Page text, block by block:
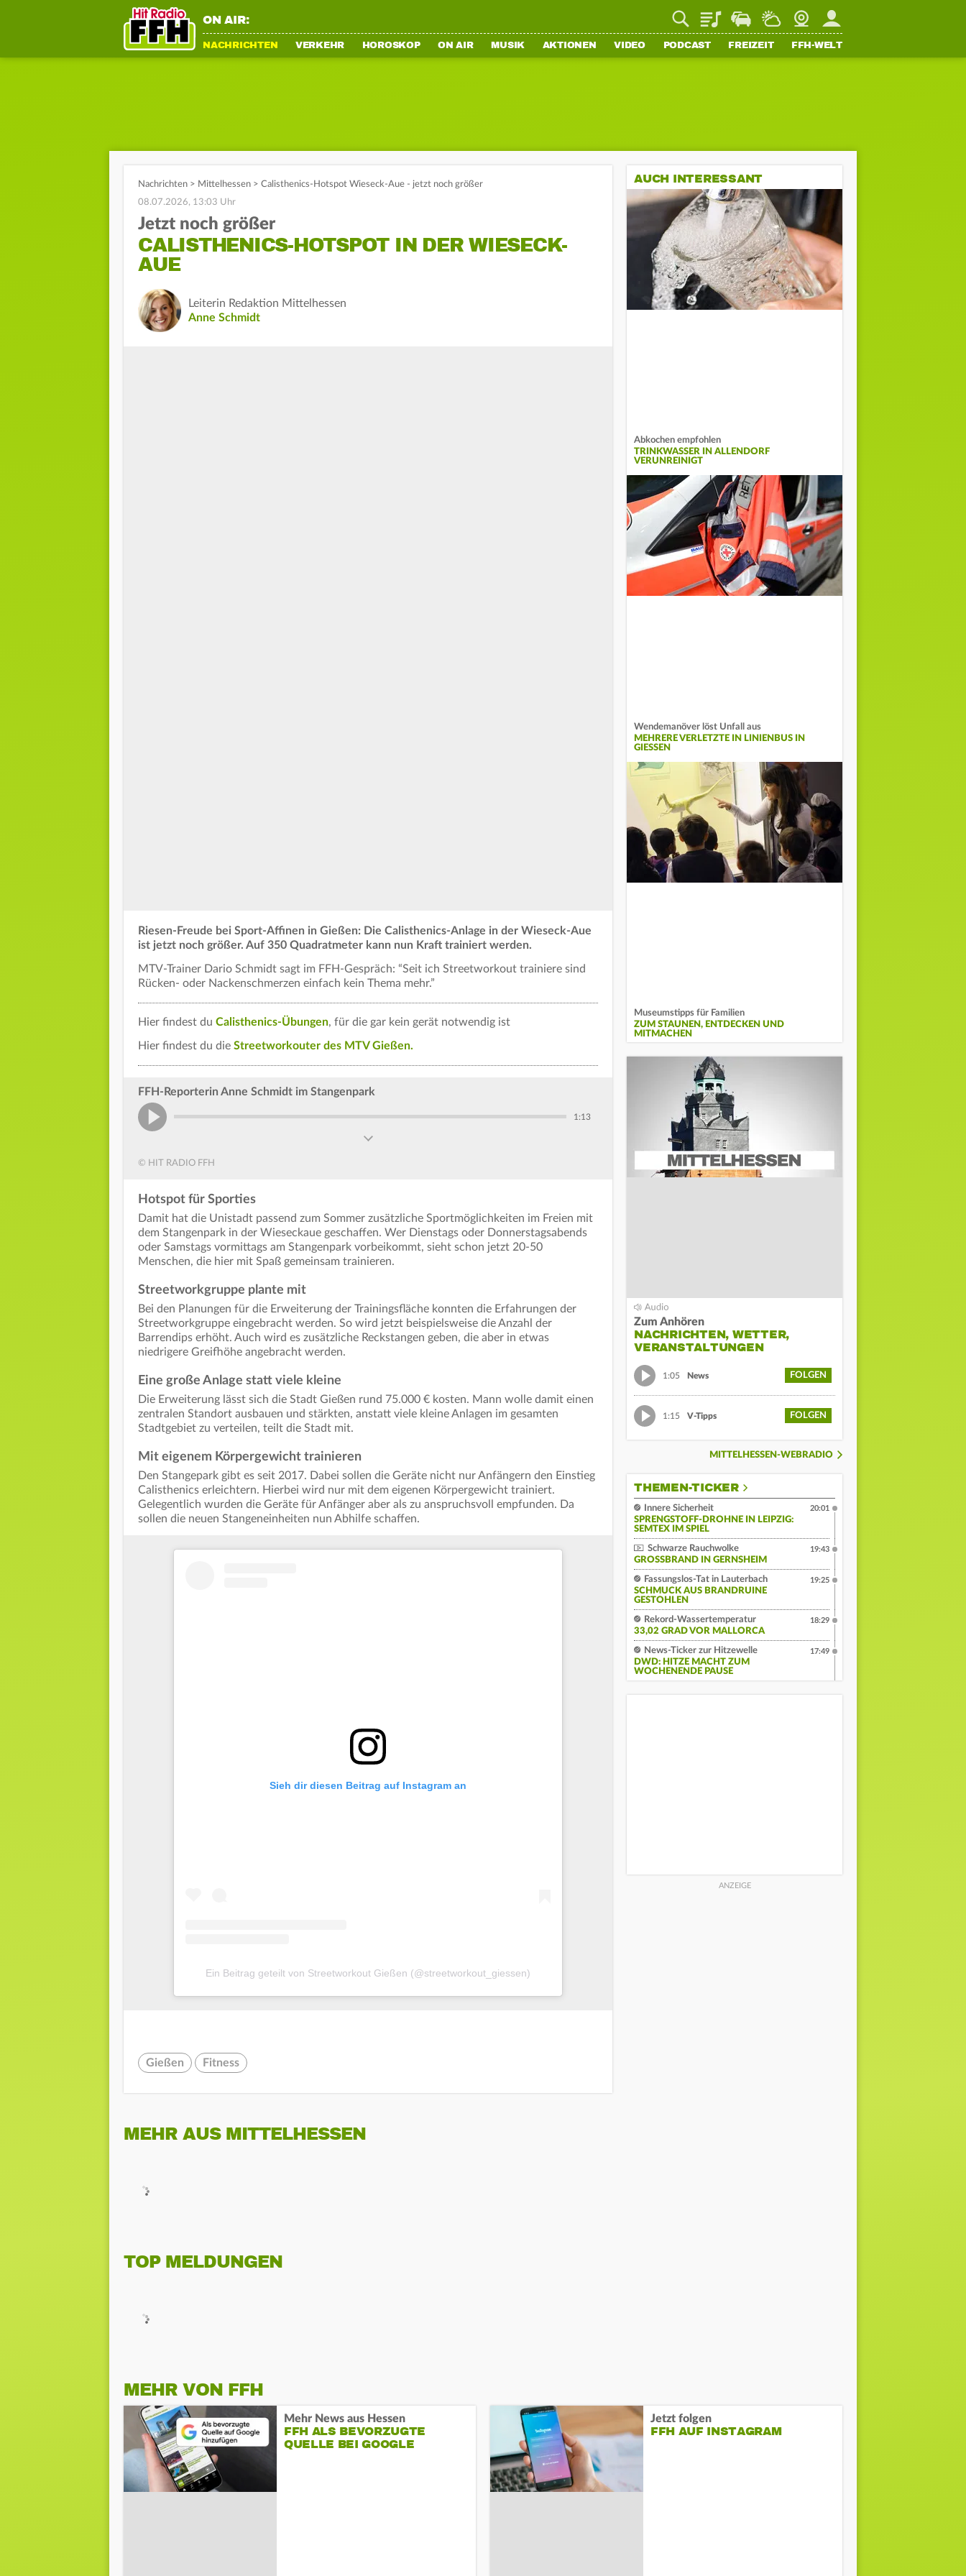
ON AIR: PlaylistStaupilotWetterWebcamMein FFH
NACHRICHTEN VERKEHR HOROSKOP ON AIR MUSIK AKTIONEN VIDEO PODCAST FREIZEIT FFH-WELT
Nachrichten > Mittelhessen > Calisthenics-Hotspot Wieseck-Aue - jetzt noch größer
08.07.2026, 13:03 Uhr
Jetzt noch größer
CALISTHENICS-HOTSPOT IN DER WIESECK-
AUE
Leiterin Redaktion Mittelhessen
Anne Schmidt
Riesen-Freude bei Sport-Affinen in Gießen: Die Calisthenics-Anlage in der Wieseck-Aue
ist jetzt noch größer. Auf 350 Quadratmeter kann nun Kraft trainiert werden.
MTV-Trainer Dario Schmidt sagt im FFH-Gespräch: “Seit ich Streetworkout trainiere sind
Rücken- oder Nackenschmerzen einfach kein Thema mehr.”
Hier findest du Calisthenics-Übungen, für die gar kein gerät notwendig ist
Hier findest du die Streetworkouter des MTV Gießen.
FFH-Reporterin Anne Schmidt im Stangenpark
1:13
© HIT RADIO FFH
Hotspot für Sporties
Damit hat die Unistadt passend zum Sommer zusätzliche Sportmöglichkeiten im Freien mit
dem Stangenpark in der Wieseckaue geschaffen. Wer Dienstags oder Donnerstagsabends
oder Samstags vormittags am Stangenpark vorbeikommt, sieht schon jetzt 20-50
Menschen, die hier mit Spaß gemeinsam trainieren.
Streetworkgruppe plante mit
Bei den Planungen für die Erweiterung der Trainingsfläche konnten die Erfahrungen der
Streetworkgruppe eingebracht werden. So wird jetzt beispielsweise die Anzahl der
Barrendips erhöht. Auch wird es zusätzliche Reckstangen geben, die aber in etwas
niedrigere Greifhöhe angebracht werden.
Eine große Anlage statt viele kleine
Die Erweiterung lässt sich die Stadt Gießen rund 75.000 € kosten. Mann wolle damit einen
zentralen Standort ausbauen und stärkten, anstatt viele kleine Anlagen im gesamten
Stadtgebiet zu verteilen, teilt die Stadt mit.
Mit eigenem Körpergewicht trainieren
Den Stangepark gibt es seit 2017. Dabei sollen die Geräte nicht nur Anfängern den Einstieg
Calisthenics erleichtern. Hierbei wird nur mit dem eigenen Körpergewicht trainiert.
Gelegentlich wurden die Geräte für Anfänger aber als zu anspruchsvoll empfunden. Da
sollen die neuen Stangeneinheiten nun Abhilfe schaffen.
Sieh dir diesen Beitrag auf Instagram an
Ein Beitrag geteilt von Streetworkout Gießen (@streetworkout_giessen)
Gießen Fitness
AUCH INTERESSANT
Abkochen empfohlen
TRINKWASSER IN ALLENDORF
VERUNREINIGT
Wendemanöver löst Unfall aus
MEHRERE VERLETZTE IN LINIENBUS IN
GIESSEN
Museumstipps für Familien
ZUM STAUNEN, ENTDECKEN UND
MITMACHEN
Zum Anhören
NACHRICHTEN, WETTER,
VERANSTALTUNGEN
1:05 News FOLGEN
1:15 V-Tipps FOLGEN
MITTELHESSEN-WEBRADIO
THEMEN-TICKER
Innere Sicherheit
SPRENGSTOFF-DROHNE IN LEIPZIG:
SEMTEX IM SPIEL
20:01
Schwarze Rauchwolke
GROSSBRAND IN GERNSHEIM
19:43
Fassungslos-Tat in Lauterbach
SCHMUCK AUS BRANDRUINE
GESTOHLEN
19:25
Rekord-Wassertemperatur
33,02 GRAD VOR MALLORCA
18:29
News-Ticker zur Hitzewelle
DWD: HITZE MACHT ZUM
WOCHENENDE PAUSE
17:49
MEHR AUS MITTELHESSEN
TOP MELDUNGEN
MEHR VON FFH
Mehr News aus Hessen
FFH ALS BEVORZUGTE
QUELLE BEI GOOGLE
Jetzt folgen
FFH AUF INSTAGRAM